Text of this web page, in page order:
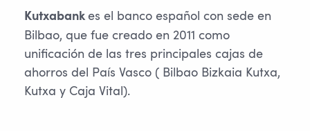
Kutxabank es el banco español con sede en
Bilbao, que fue creado en 2011 como
unificación de las tres principales cajas de
ahorros del País Vasco ( Bilbao Bizkaia Kutxa,
Kutxa y Caja Vital).